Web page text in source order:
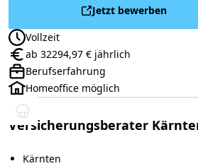
Jetzt bewerben
Anstellungsart:
Vollzeit
Gehalt:ab 32294,97 € jährlich
Positionsebene:
Berufserfahrung
Homeoffice möglich
Versicherungsberater
Kärnten